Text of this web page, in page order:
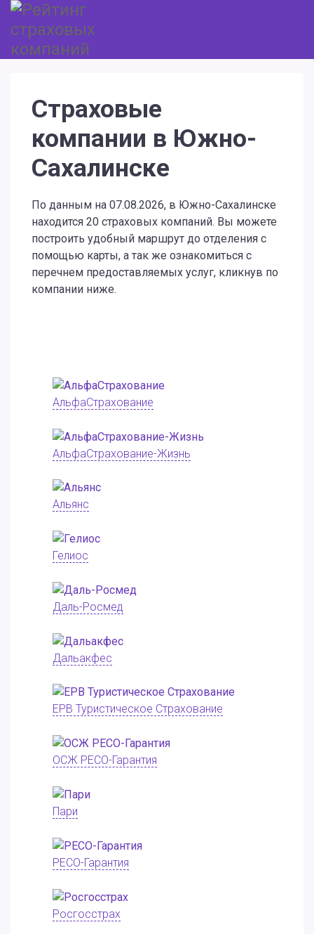
Страховые
компании в Южно-
Сахалинске
По данным на 07.08.2026, в Южно-Сахалинске
находится 20 страховых компаний. Вы можете
построить удобный маршрут до отделения с
помощью карты, а так же ознакомиться с
перечнем предоставляемых услуг, кликнув по
компании ниже.
АльфаСтрахование
АльфаСтрахование-Жизнь
Альянс
Гелиос
Даль-Росмед
Дальакфес
ЕРВ Туристическое Страхование
ОСЖ РЕСО-Гарантия
Пари
РЕСО-Гарантия
Росгосстрах